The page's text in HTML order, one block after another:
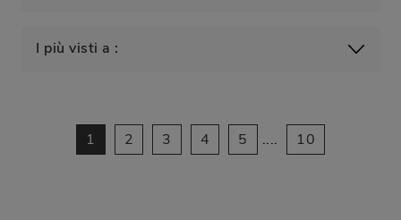
I più visti a :
1 2 3 4 5 .... 10